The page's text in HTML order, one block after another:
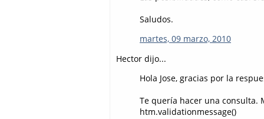
Saludos.
martes, 09 marzo, 2010
Hector dijo...
Hola Jose, gracias por la
Te quería hacer una consulta.
htm.validationmessage()